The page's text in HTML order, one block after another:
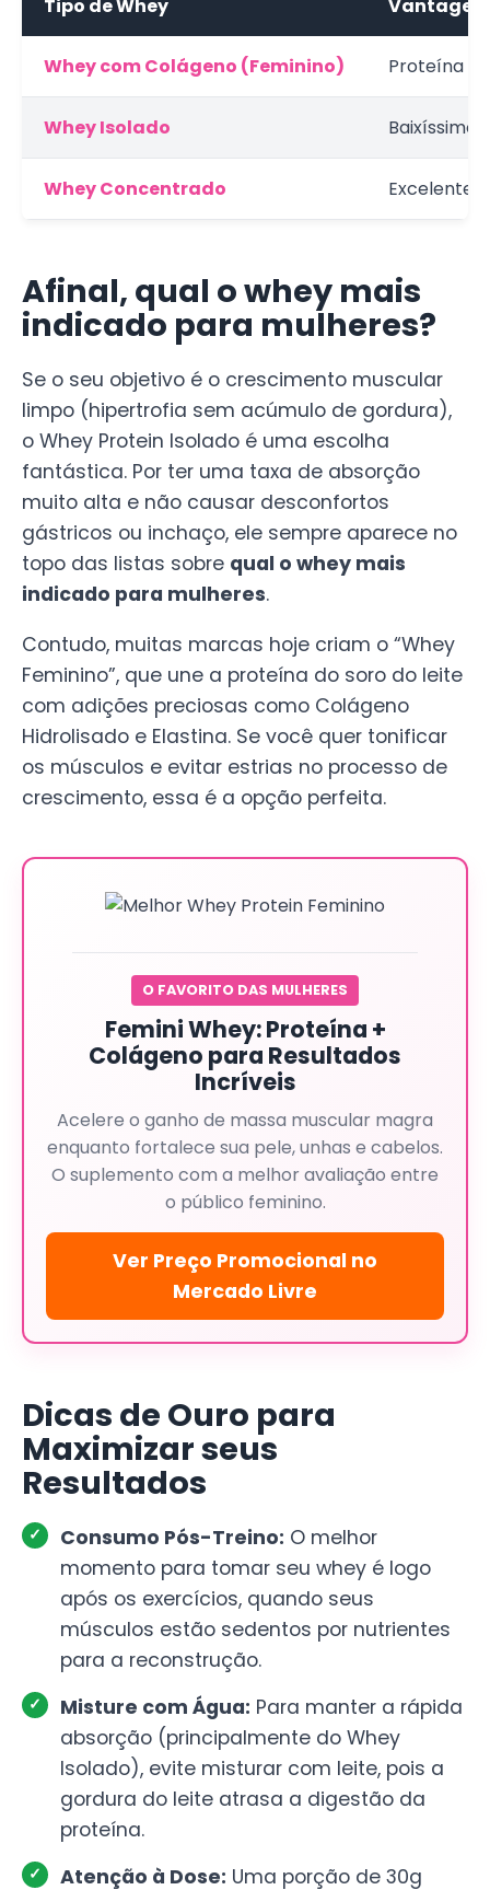
Tipo de Whey
Whey com Colágeno (Feminino) Proteína +
Whey Isolado Baixíssimo
Whey Concentrado Excelente
Afinal, qual o whey mais
indicado para mulheres?
Se o seu objetivo é o crescimento muscular
limpo (hipertrofia sem acúmulo de gordura),
o Whey Protein Isolado é uma escolha
fantástica. Por ter uma taxa de absorção
muito alta e não causar desconfortos
gástricos ou inchaço, ele sempre aparece no
topo das listas sobre qual o whey mais
indicado para mulheres.
Contudo, muitas marcas hoje criam o “Whey
Feminino”, que une a proteína do soro do leite
com adições preciosas como Colágeno
Hidrolisado e Elastina. Se você quer tonificar
os músculos e evitar estrias no processo de
crescimento, essa é a opção perfeita.
O FAVORITO DAS MULHERES
Femini Whey: Proteína +
Colágeno para Resultados
Incríveis
Acelere o ganho de massa muscular magra
enquanto fortalece sua pele, unhas e cabelos.
O suplemento com a melhor avaliação entre
o público feminino.
Ver Preço Promocional no
Mercado Livre
Dicas de Ouro para
Maximizar seus
Resultados
Consumo Pós-Treino: O melhor
momento para tomar seu whey é logo
após os exercícios, quando seus
músculos estão sedentos por nutrientes
para a reconstrução.
Misture com Água: Para manter a rápida
absorção (principalmente do Whey
Isolado), evite misturar com leite, pois a
gordura do leite atrasa a digestão da
proteína.
Atenção à Dose: Uma porção de 30g